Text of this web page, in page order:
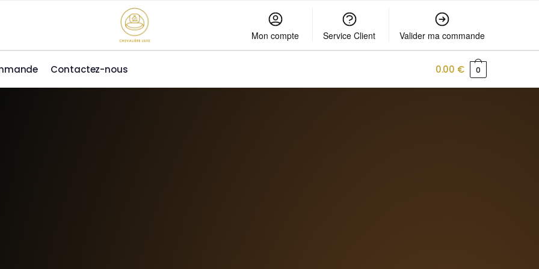
Mon compte Service Client Valider ma commande
Contactez-nous 0.00 € 0